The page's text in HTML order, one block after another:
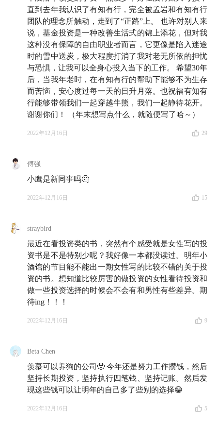
」。欢迎 点击蓝字了解和体验这款让我们非常骄傲的
产品。
我们下周见。
🎧 收听地图
引子
01:07用一个关键词来形容自己这一年的财务生活，会
是什么？这是我们的回答，也期待听到你的
05:26今年市场大幅波动了好几回，但想起来的、印象
10:34一个选题的「难产」实录：不用我们代劳，今年
的市场亲自演示了「为什么 12% 是个不错的年化收益
」
12:21关于今年的投资，我们三人都有各自的主题曲：
娄娄配足保险、小鹰接受现实、雨白把活钱留得够够的
17:46娄娄在投资上最大的收获：这份对「长钱」的新
理解，真是令人长舒一口气呀 💡
21:18雨白在投资上最大的收获：对投资的认知、敬畏
直到去年我认识了有知有行，完全被孟岩和有知有行
团队的理念所触动，走到了“正路”上。 也许对别人来
说，基金投资是一种改善生活式的锦上添花，但对我
这种没有保障的自由职业者而言，它更像是陷入迷途
时的雪中送炭，极大程度打消了我对老无所依的担忧
与恐惧，让我可以全身心投入当下的工作。 希望30年
后，当我年老时，在有知有行的帮助下能够不为生存
而苦恼，安心度过每一天的日升月落。也祝福有知有
行能够带领我们一起穿越牛熊，我们一起静待花开。
谢谢你们！ （年末想写点什么，就随便写了哈～）
2022年12月16日 29
傅强
小鹰是新同事吗🤔
2022年12月16日 15
straybird
最近在看投资类的书，突然有个感受就是女性写的投
资书是不是特别少呢？我好像一本都没读过。明年小
酒馆的节目能不能出一期女性写的比较不错的关于投
资的书。想知道比较厉害的做投资的女性看待投资和
做一些投资选择的时候会不会有和男性有些差异。期
待ing！！！
2022年12月16日 9
Beta Chen
羡慕可以养狗的公司🥹 今年还是努力工作攒钱，然后
坚持长期投资，坚持执行四笔钱、坚持记账。然后发
现这些钱可以让明年的自己多了些别的选择😁
2022年12月16日 5